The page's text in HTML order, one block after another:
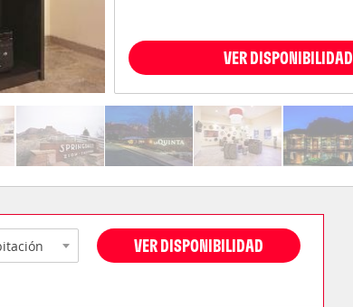
VER DISPONIBILIDAD
VER DISPONIBILIDAD